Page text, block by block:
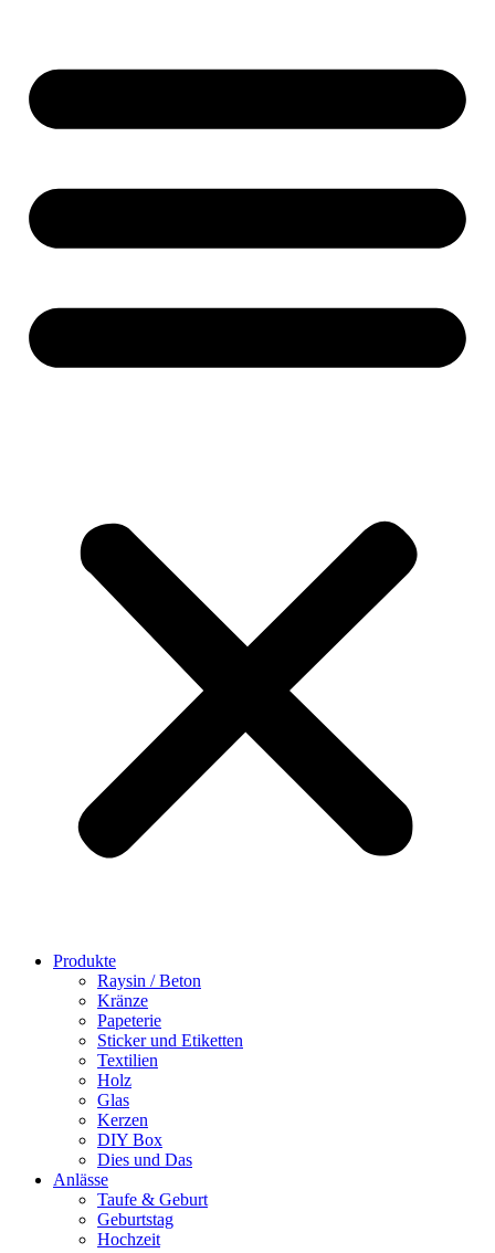
Produkte
Raysin / Beton
Kränze
Papeterie
Sticker und Etiketten
Textilien
Holz
Glas
Kerzen
DIY Box
Dies und Das
Anlässe
Taufe & Geburt
Geburtstag
Hochzeit